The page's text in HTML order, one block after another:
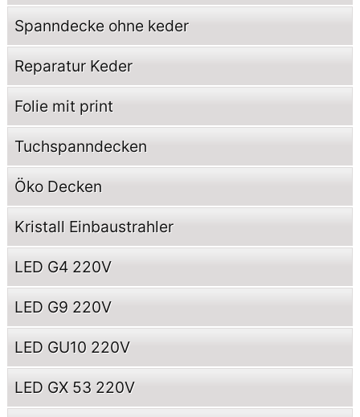
Spanndecke ohne keder
Reparatur Keder
Folie mit print
Tuchspanndecken
Öko Decken
Kristall Einbaustrahler
LED G4 220V
LED G9 220V
LED GU10 220V
LED GX 53 220V